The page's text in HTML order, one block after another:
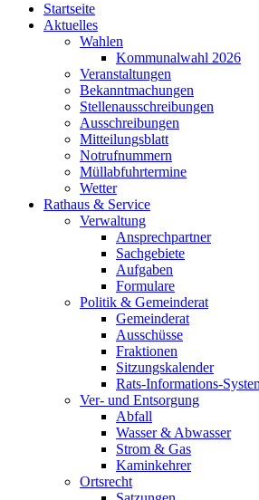
Startseite
Aktuelles
Wahlen
Kommunalwahl 2026
Veranstaltungen
Bekanntmachungen
Stellenausschreibungen
Ausschreibungen
Mitteilungsblatt
Notrufnummern
Müllabfuhrtermine
Wetter
Rathaus & Service
Verwaltung
Ansprechpartner
Sachgebiete
Aufgaben
Formulare
Politik & Gemeinderat
Gemeinderat
Ausschüsse
Fraktionen
Sitzungskalender
Rats-Informations-
Ver- und Entsorgung
Abfall
Wasser & Abwasser
Strom & Gas
Kaminkehrer
Ortsrecht